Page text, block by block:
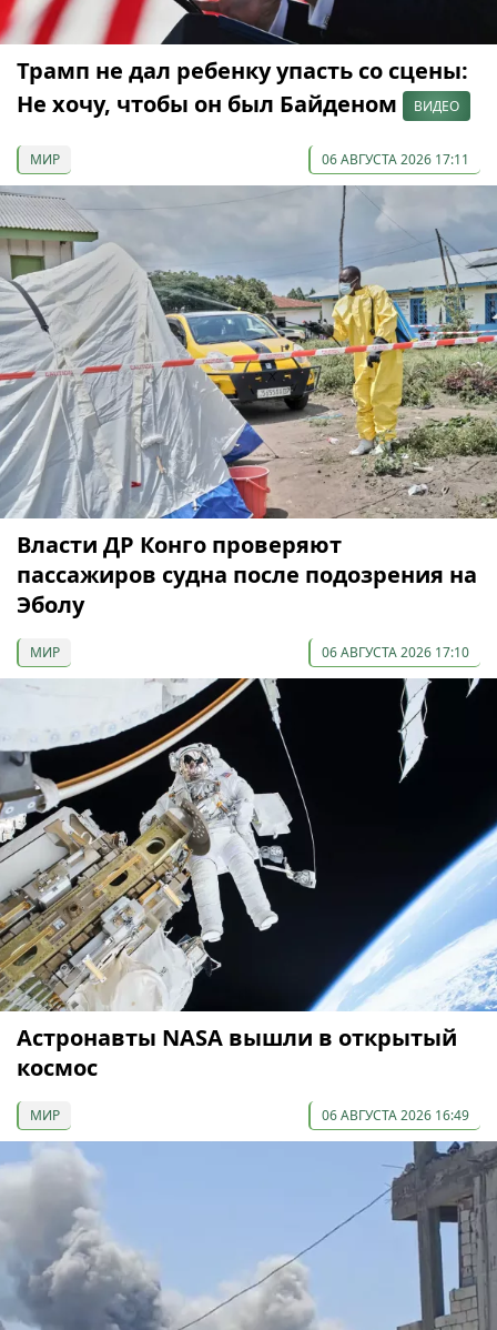
Трамп не дал ребенку упасть со сцены:
Не хочу, чтобы он был Байденом
ВИДЕО
МИР 06 АВГУСТА 2026 17:11
Власти ДР Конго проверяют
пассажиров судна после подозрения на
Эболу
МИР 06 АВГУСТА 2026 17:10
Астронавты NASA вышли в открытый
космос
МИР 06 АВГУСТА 2026 16:49